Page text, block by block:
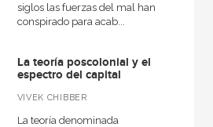
Obra completa
siglos las fuerzas del mal han
conspirado para acab...
La teoría poscolonial y el
espectro del capital
VIVEK CHIBBER
La teoría denominada